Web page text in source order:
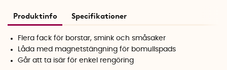
Produktinfo Specifikationer
Flera fack för borstar, smink och småsaker
Låda med magnetstängning för bomullspads
Går att ta isär för enkel rengöring